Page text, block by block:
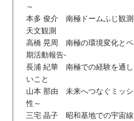
～
本多 俊介 南極ドームふじ観
天文観測
高橋 晃周 南極の環境変化と
期活動報告-
長浦 紀華 南極での経験を通
いこと
山本 那由 未来へつなぐミッ
性～
三宅 晶子 昭和基地での宇宙